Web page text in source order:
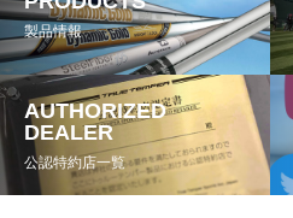
製品情報
AUTHORIZED
DEALER
公認特約店一覧